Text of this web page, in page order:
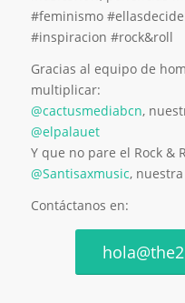
#feminismo
#inspiracion #rock&roll
Gracias al equipo de
multiplicar:
@cactusmediabcn,
@elpalauet
Y que no pare el Rock &
@Santisaxmusic,
Contáctanos en: